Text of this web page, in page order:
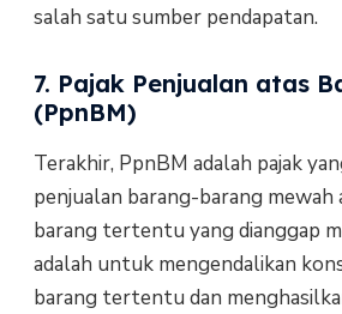
salah satu sumber pendapatan.
7. Pajak Penjualan atas
(PpnBM)
Terakhir, PpnBM adalah pajak
penjualan barang-barang mewah
barang tertentu yang dianggap
adalah untuk mengendalikan
barang tertentu dan